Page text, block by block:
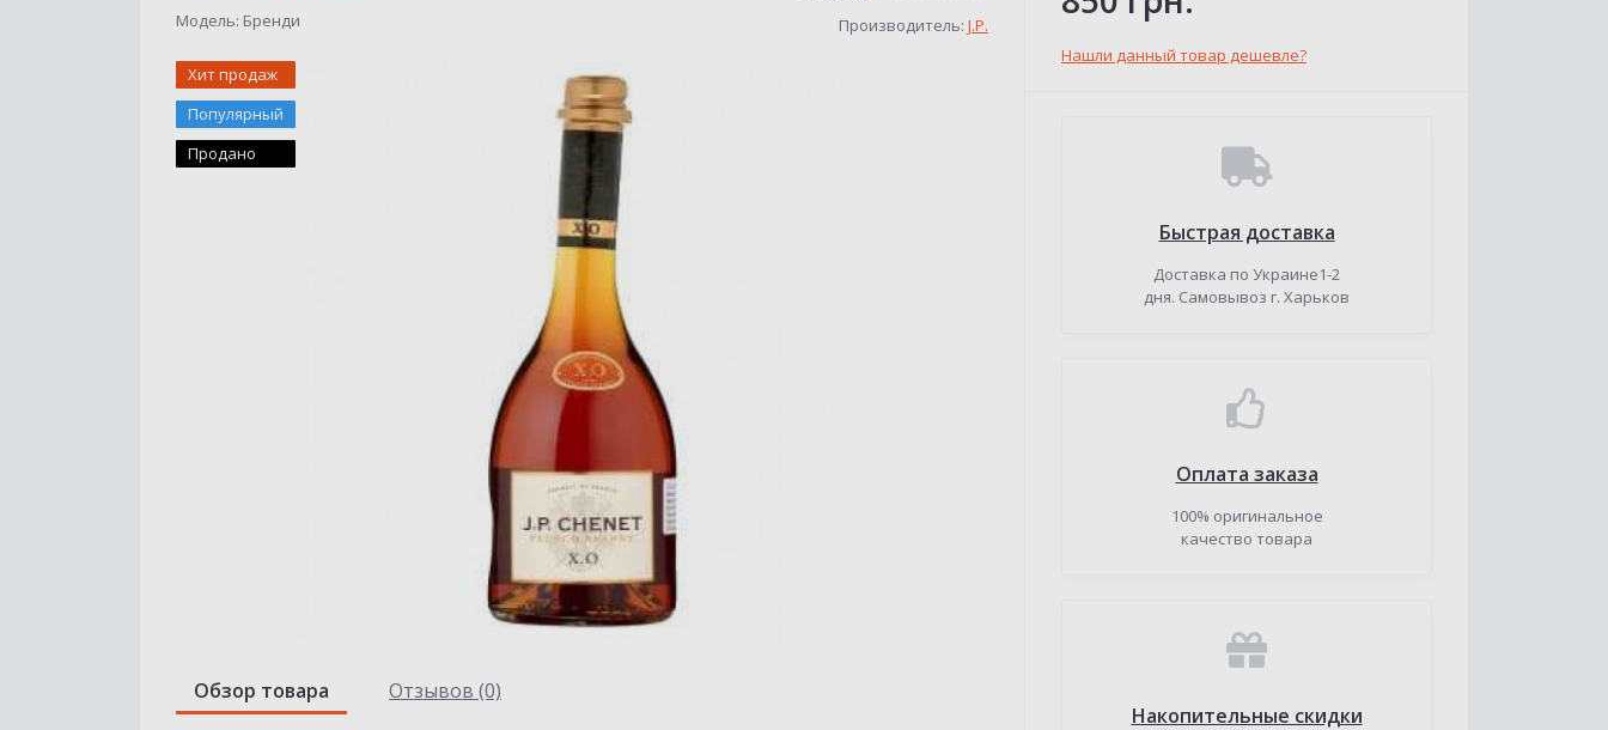
Модель: Бренди
Производитель: J.P.
Хит продаж
Популярный
Продано
Обзор товара Отзывов (0)
Нашли данный товар дешевле?
Быстрая доставка
Доставка по Украине1-2
дня. Самовывоз г. Харьков
Оплата заказа
100% оригинальное
качество товара
Накопительные скидки